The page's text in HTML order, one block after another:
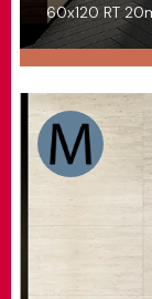
60x120 RT